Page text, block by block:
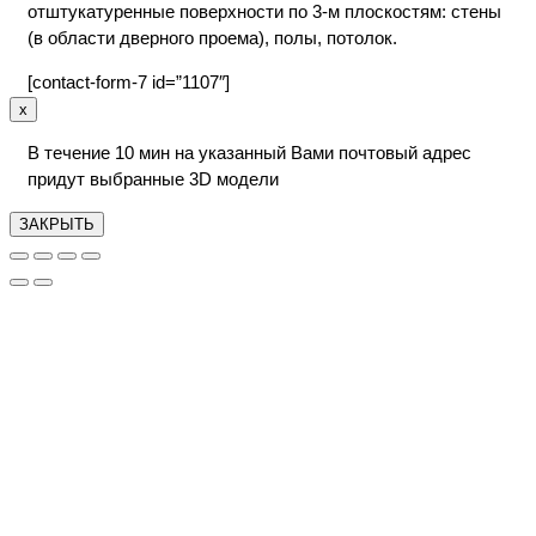
отштукатуренные поверхности по 3-м плоскостям: стены
(в области дверного проема), полы, потолок.
[contact-form-7 id=”1107″]
x
В течение 10 мин на указанный Вами почтовый адрес
придут выбранные 3D модели
ЗАКРЫТЬ